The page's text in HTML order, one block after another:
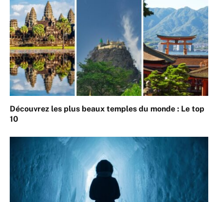
Découvrez les plus beaux temples du monde : Le top
10